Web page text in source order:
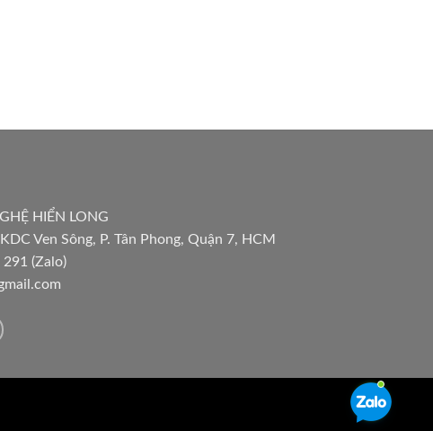
HIỂN LONG
Ven Sông, P. Tân Phong, Quận 7, HCM
(Zalo)